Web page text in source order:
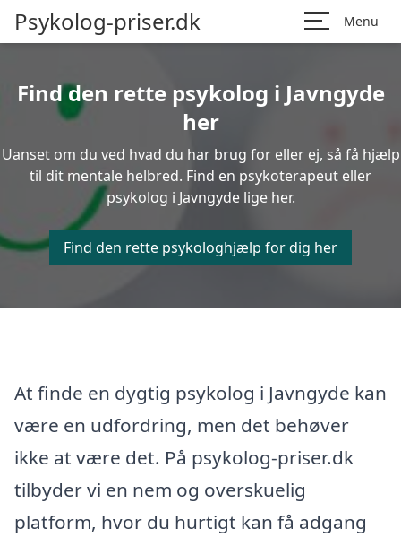
Psykolog-priser.dk Menu
Find den rette psykolog i Javngyde
her
Uanset om du ved hvad du har brug for eller ej, så få hjælp
til dit mentale helbred. Find en psykoterapeut eller
psykolog i Javngyde lige her.
Find den rette psykologhjælp for dig her
At finde en dygtig psykolog i Javngyde kan
være en udfordring, men det behøver
ikke at være det. På psykolog-priser.dk
tilbyder vi en nem og overskuelig
platform, hvor du hurtigt kan få adgang